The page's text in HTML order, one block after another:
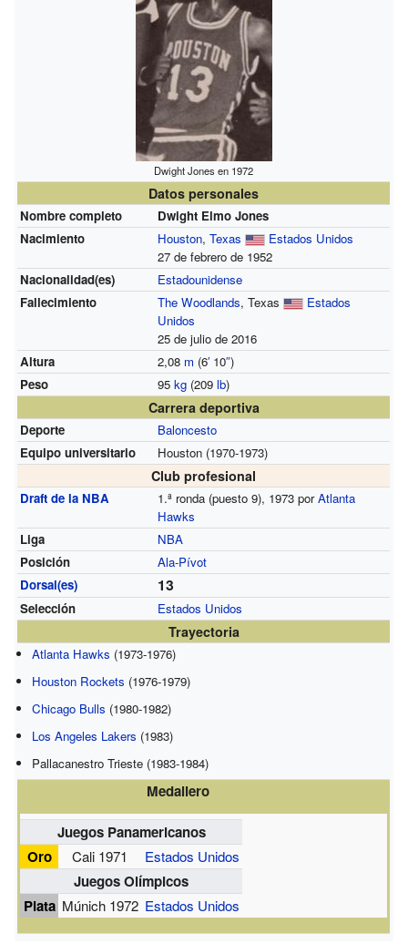
Dwight Jones en 1972
Datos personales
Nombre completo
Dwight Elmo Jones
Nacimiento
Houston, Texas
Estados Unidos
27 de febrero de 1952
Nacionalidad(es)
Estadounidense
Fallecimiento
The Woodlands, Texas
Estados
Unidos
25 de julio de 2016
Altura
2,08 m (6′10″)
Peso
95 kg(209 lb)
Carrera deportiva
Deporte
Baloncesto
Equipo universitario
Houston (1970-1973)
Club profesional
Draft de la NBA 1.ª ronda (puesto 9), 1973 porAtlanta
Hawks
Liga
NBA
Posición
Ala-Pívot
Dorsal(es)
13
Selección Estados Unidos
Trayectoria
Atlanta Hawks (1973-1976)
Houston Rockets (1976-1979)
Chicago Bulls (1980-1982)
Los Angeles Lakers (1983)
Pallacanestro Trieste (1983-1984)
Medallero
Juegos Panamericanos
Oro
Cali 1971 Estados Unidos
Juegos Olímpicos
Plata Múnich 1972 Estados Unidos